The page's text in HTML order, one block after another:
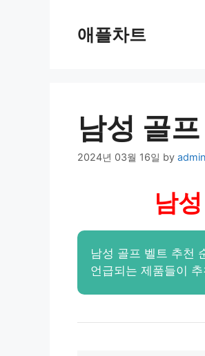
애플차트
남성 골
2024년 03월 16일 by admin
남
남성 골프 벨트 추천
언급되는 제품들이